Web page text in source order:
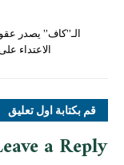
الـ”كاف” يصدر
الاعتداء
قم بكتابة اول تعليق
a Reply